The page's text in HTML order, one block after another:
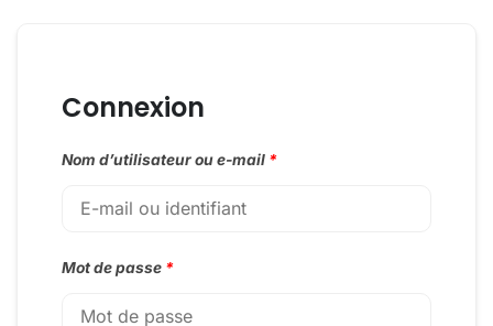
Connexion
Nom d’utilisateur ou e-mail *
Mot de passe *